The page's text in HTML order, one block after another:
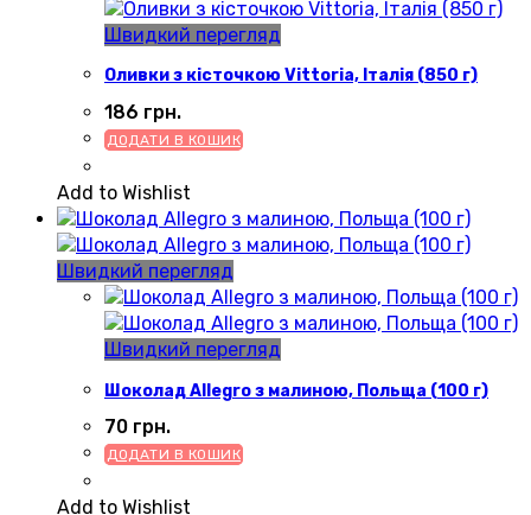
Швидкий перегляд
Оливки з кісточкою Vittoria, Італія (850 г)
186 грн.
ДОДАТИ В КОШИК
Add to Wishlist
Швидкий перегляд
Швидкий перегляд
Шоколад Allegro з малиною, Польща (100 г)
70 грн.
ДОДАТИ В КОШИК
Add to Wishlist